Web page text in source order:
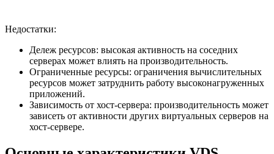
Недостатки:
Дележ ресурсов: высокая активность на соседних
серверах может влиять на производительность.
Ограниченные ресурсы: ограничения вычислительных
ресурсов может затруднить работу высоконагруженных
приложений.
Зависимость от хост-сервера: производительность может
зависеть от активности других виртуальных серверов на
хост-сервере.